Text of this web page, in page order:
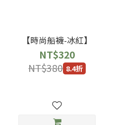
【時尚船襪-冰紅】
NT$320
NT$380 8.4折